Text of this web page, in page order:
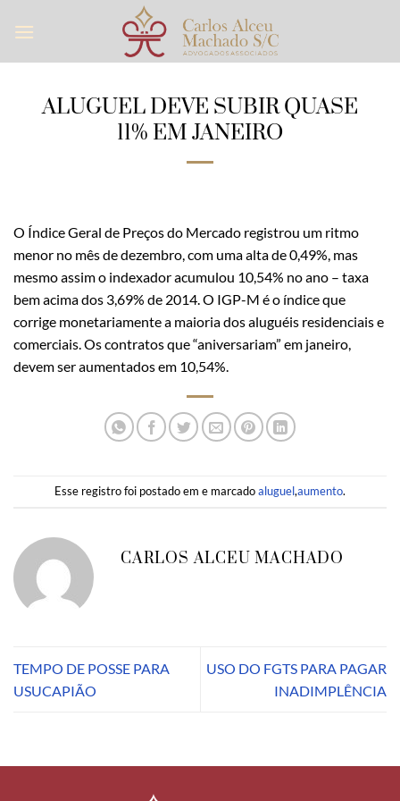
ALUGUEL DEVE SUBIR QUASE
11% EM JANEIRO
O Índice Geral de Preços do Mercado registrou um ritmo
menor no mês de dezembro, com uma alta de 0,49%, mas
mesmo assim o indexador acumulou 10,54% no ano – taxa
bem acima dos 3,69% de 2014. O IGP-M é o índice que
corrige monetariamente a maioria dos aluguéis residenciais e
comerciais. Os contratos que “aniversariam” em janeiro,
devem ser aumentados em 10,54%.
Esse registro foi postado em e marcadoaluguel,aumento.
CARLOS ALCEU MACHADO
TEMPO DE POSSE PARA
USUCAPIÃO
USO DO FGTS PARA PAGAR
INADIMPLÊNCIA